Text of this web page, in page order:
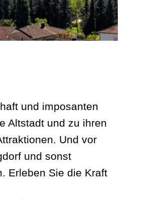
und imposanten
Altstadt und zu ihren
Und vor
und sonst
Erleben Sie die Kraft